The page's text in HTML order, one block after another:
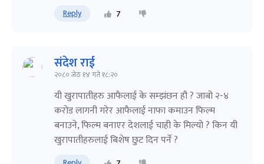
Reply 7
संदेश राई
२०८० जेठ १४ गते १८:२०
यी खुरापातीहरु आफैलाई के सम्झंछन हौ ? जाबो २-४
करोड लागनी गरेर आफैलाई नाफा कमाउन फिल्म
बनाउने, फिल्म बनाएर देशलाई चाही के मिल्यो ? किन यी
खुरापातीहरुलाई बिशेष छुट दिन पर्ने ?